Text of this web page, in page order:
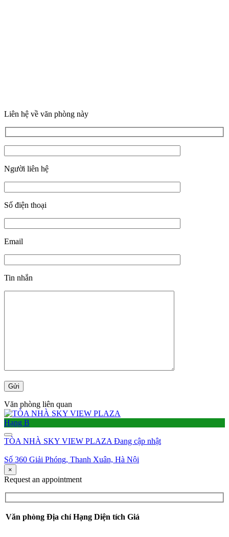
Liên hệ về văn phòng này
Người liên hệ
Số điện thoại
Email
Tin nhắn
Văn phòng liên quan
Hạng B
TÒA NHÀ SKY VIEW PLAZA Đang cập nhật
Số 360 Giải Phóng, Thanh Xuân, Hà Nội
×
Request an appointment
Văn phòng Địa chỉ Hạng Diện tích Giá